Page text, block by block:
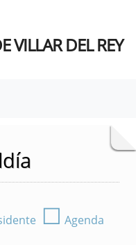
VILLAR DEL REY
☐ Agenda